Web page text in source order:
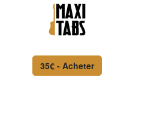
35€ - Acheter